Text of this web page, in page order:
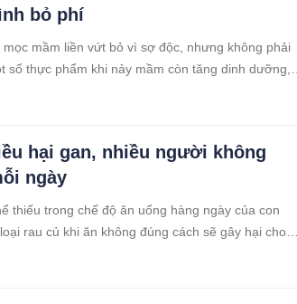
bỏ phí
mầm liền vứt bỏ vì sợ độc, nhưng không phải
số thực phẩm khi nảy mầm còn tăng dinh dưỡng,
hại gan, nhiều người không
ngày
thiếu trong chế độ ăn uống hàng ngày của con
rau củ khi ăn không đúng cách sẽ gây hại cho